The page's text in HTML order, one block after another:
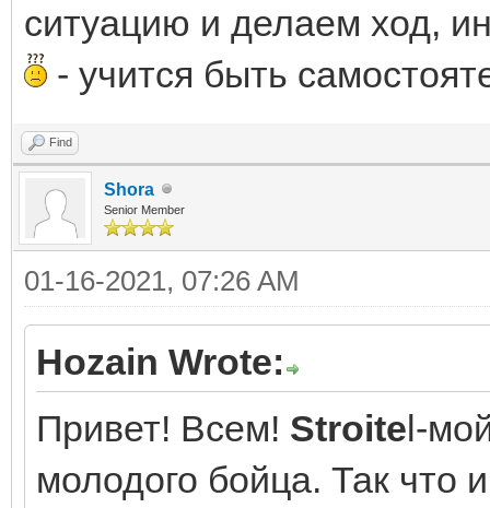
ситуацию и делаем ход,
- учится быть
Find
Shora
Senior Member
01-16-2021, 07:26 AM
Hozain Wrote:
Привет! Всем! Stroitel-
молодого бойца. Так